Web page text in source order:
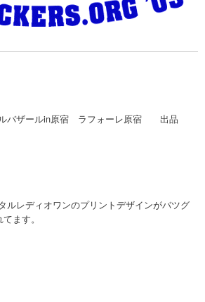
ザールin原宿 ラフォーレ原宿 出品
ルレディオワンのプリントデザインがバツグ
ます。